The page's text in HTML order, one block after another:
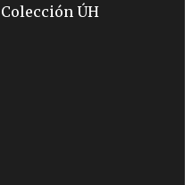
Colección ÚH